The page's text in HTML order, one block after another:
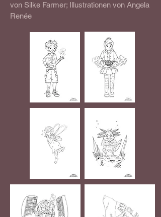
von Silke Farmer; Illustrationen von Angela
Renée